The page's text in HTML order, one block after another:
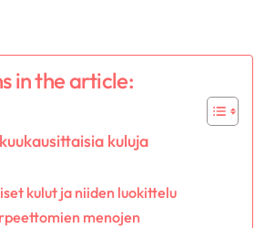
in the article:
kuluja
kulut ja niiden luokittelu
menojen